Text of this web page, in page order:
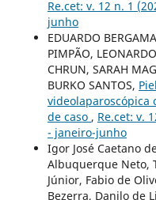
Re.cet: v. 12 n. 1
junho
EDUARDO
PIMPÃO,
CHRUN, SARAH
BURKO SANTOS,
videolaparoscópica
de caso , Re.cet: v.
- janeiro-junho
Igor José Caetano
Albuquerque Neto,
Júnior, Fabio de
Bezerra, Danilo de